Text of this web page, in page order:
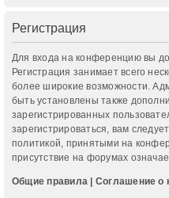
Регистрация
Для входа на конференцию вы
Регистрация занимает всего
более широкие возможности.
быть установлены также
зарегистрированных
зарегистрироваться, вам
политикой, принятыми на
присутствие на форумах
Общие правила | Соглашение о